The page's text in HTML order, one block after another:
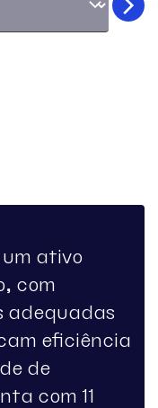
ativo
com
adequadas
eficiência
de
com 11